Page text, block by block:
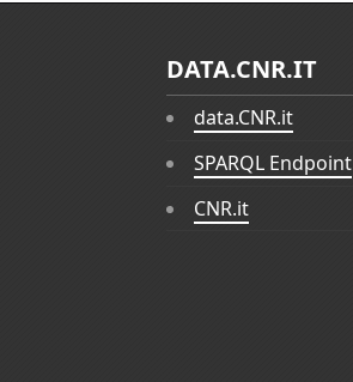
DATA.CNR.IT
data.CNR.it
SPARQL Endpoint
CNR.it